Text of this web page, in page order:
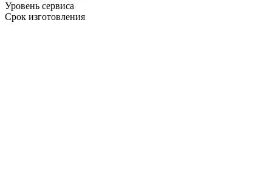
Уровень сервиса
Срок изготовления